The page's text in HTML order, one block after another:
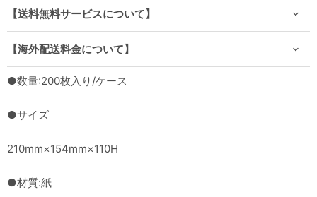
【送料無料サービスについて】
【海外配送料金について】
●数量:200枚入り/ケース
●サイズ
210mm×154mm×110H
●材質:紙